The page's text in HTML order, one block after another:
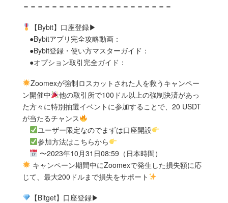
＝＝＝＝＝＝＝＝＝＝＝＝＝＝＝＝＝＝＝＝＝
【Bybit】口座登録▶︎
●Bybitアプリ完全攻略動画：
●Bybit登録・使い方マスターガイド：
●オプション取引完全ガイド：
Zoomexが強制ロスカットされた人を救うキャンペー
ン開催中
他の取引所で100ドル以上の強制決済があっ
た方々に特別抽選イベントに参加することで、20 USDT
が当たるチャンス
ユーザー限定なのでまずは口座開設
参加方法はこちらから
〜2023年10月31日08:59（日本時間）
キャンペーン期間中にZoomexで発生した損失額に応
じて、最大200ドルまで損失をサポート
【Bitget】口座登録▶︎